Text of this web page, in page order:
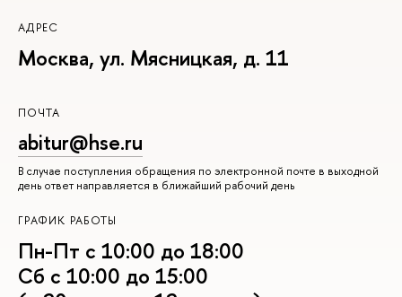
АДРЕС
Москва, ул. Мясницкая, д. 11
ПОЧТА
abitur@hse.ru
В случае поступления обращения по электронной почте в выходной
день ответ направляется в ближайший рабочий день
ГРАФИК РАБОТЫ
Пн-Пт с 10:00 до 18:00
Сб с 10:00 до 15:00